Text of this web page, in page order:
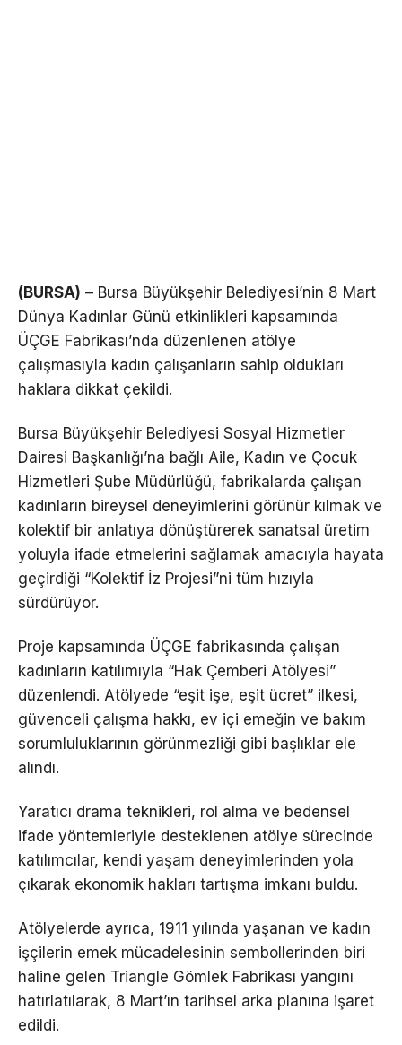
(BURSA) – Bursa Büyükşehir Belediyesi’nin 8 Mart
Dünya Kadınlar Günü etkinlikleri kapsamında
ÜÇGE Fabrikası’nda düzenlenen atölye
çalışmasıyla kadın çalışanların sahip oldukları
haklara dikkat çekildi.
Bursa Büyükşehir Belediyesi Sosyal Hizmetler
Dairesi Başkanlığı’na bağlı Aile, Kadın ve Çocuk
Hizmetleri Şube Müdürlüğü, fabrikalarda çalışan
kadınların bireysel deneyimlerini görünür kılmak ve
kolektif bir anlatıya dönüştürerek sanatsal üretim
yoluyla ifade etmelerini sağlamak amacıyla hayata
geçirdiği “Kolektif İz Projesi”ni tüm hızıyla
sürdürüyor.
Proje kapsamında ÜÇGE fabrikasında çalışan
kadınların katılımıyla “Hak Çemberi Atölyesi”
düzenlendi. Atölyede “eşit işe, eşit ücret” ilkesi,
güvenceli çalışma hakkı, ev içi emeğin ve bakım
sorumluluklarının görünmezliği gibi başlıklar ele
alındı.
Yaratıcı drama teknikleri, rol alma ve bedensel
ifade yöntemleriyle desteklenen atölye sürecinde
katılımcılar, kendi yaşam deneyimlerinden yola
çıkarak ekonomik hakları tartışma imkanı buldu.
Atölyelerde ayrıca, 1911 yılında yaşanan ve kadın
işçilerin emek mücadelesinin sembollerinden biri
haline gelen Triangle Gömlek Fabrikası yangını
hatırlatılarak, 8 Mart’ın tarihsel arka planına işaret
edildi.